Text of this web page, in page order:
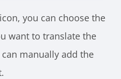
icon, you can choose the
want to translate the
manually add the